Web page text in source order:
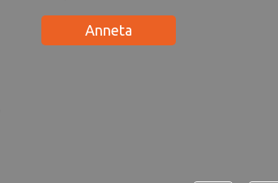
Anneta